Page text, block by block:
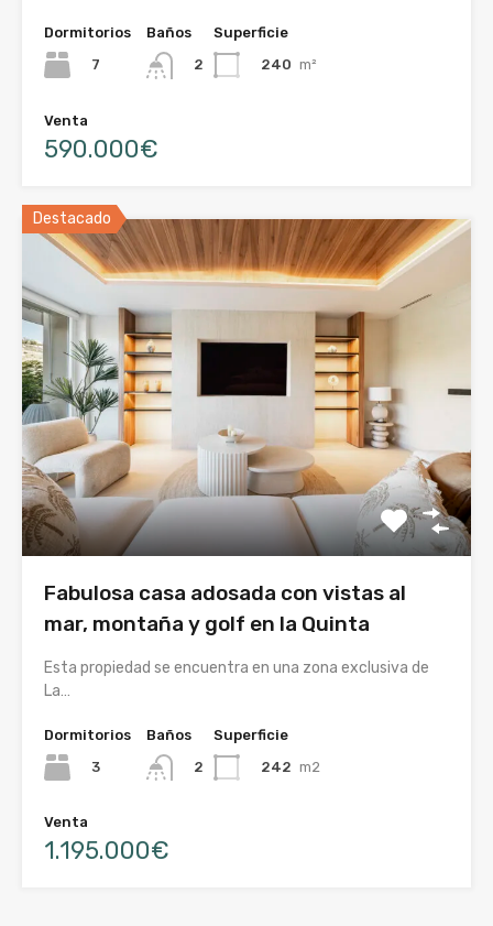
Dormitorios
7
Baños
2
Superficie
240 m²
Venta
590.000€
Destacado
Fabulosa casa adosada con vistas al
mar, montaña y golf en la Quinta
Esta propiedad se encuentra en una zona exclusiva de
La…
Dormitorios
3
Baños
2
Superficie
242 m2
Venta
1.195.000€